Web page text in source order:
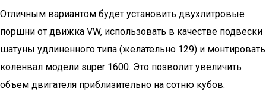
Отличным вариантом будет установить двухлитровые
поршни от движка VW, использовать в качестве подвески
шатуны удлиненного типа (желательно 129) и монтировать
коленвал модели super 1600. Это позволит увеличить
объем двигателя приблизительно на сотню кубов.